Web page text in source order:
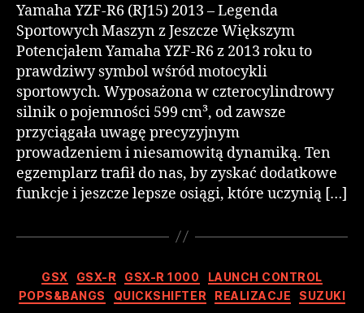
Yamaha YZF-R6 (RJ15) 2013 – Legenda
Sportowych Maszyn z Jeszcze Większym
Potencjałem Yamaha YZF-R6 z 2013 roku to
prawdziwy symbol wśród motocykli
sportowych. Wyposażona w czterocylindrowy
silnik o pojemności 599 cm³, od zawsze
przyciągała uwagę precyzyjnym
prowadzeniem i niesamowitą dynamiką. Ten
egzemplarz trafił do nas, by zyskać dodatkowe
funkcje i jeszcze lepsze osiągi, które uczynią […]
GSX GSX-R GSX-R 1000
LAUNCH CONTROL
POPS&BANGS
QUICKSHIFTER REALIZACJE SUZUKI